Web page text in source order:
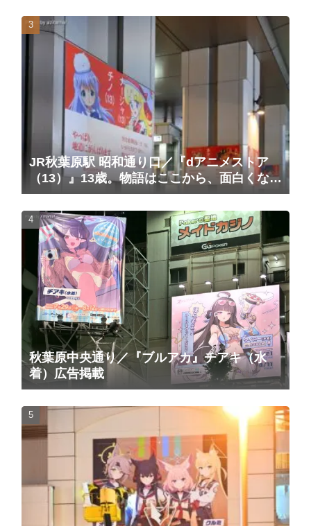
JR秋葉原駅 昭和通り口／『dアニメストア
（13）』13歳。物語はここから、面白くな
る。広告（2025/10/20掲載開始）
秋葉原中央通り／『ブルアカ』チアキ（水
着）広告掲載